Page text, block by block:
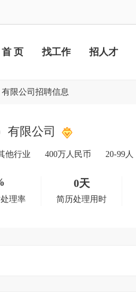
首 页 找工作 招人才
限公司招聘信息
有限公司
他行业 400万人民币 20-99人
理率
0天
简历处理用时